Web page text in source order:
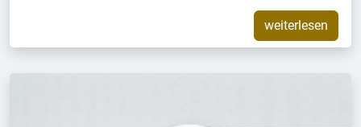
weiterlesen